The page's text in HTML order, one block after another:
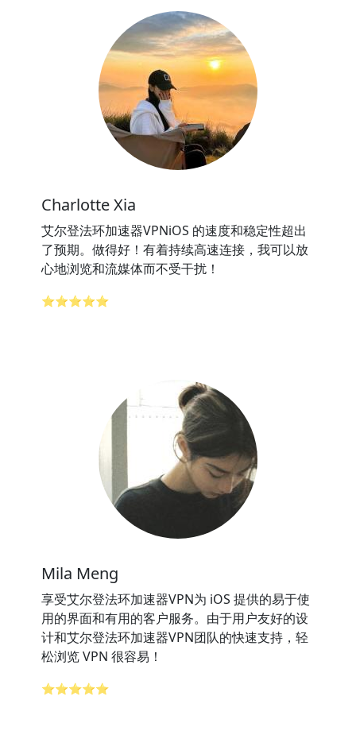
Charlotte Xia
艾尔登法环加速器VPNiOS 的速度和稳定性超出
了预期。做得好！有着持续高速连接，我可以放
心地浏览和流媒体而不受干扰！
⭐⭐⭐⭐⭐
Mila Meng
享受艾尔登法环加速器VPN为 iOS 提供的易于使
用的界面和有用的客户服务。由于用户友好的设
计和艾尔登法环加速器VPN团队的快速支持，轻
松浏览 VPN 很容易！
⭐⭐⭐⭐⭐